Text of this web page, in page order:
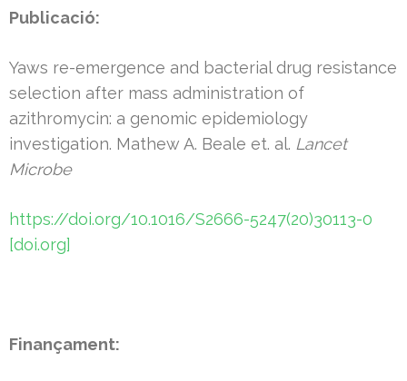
Publicació:
Yaws re-emergence and bacterial drug resistance
selection after mass administration of
azithromycin: a genomic epidemiology
investigation. Mathew A. Beale et. al. Lancet
Microbe
https://doi.org/10.1016/S2666-5247(20)30113-0
[doi.org]
Finançament: